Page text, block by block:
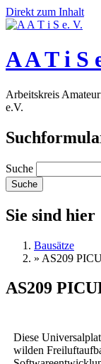
Direkt zum Inhalt
A A T i S
Arbeitskreis
e.V.
Suche
Sie sind hier
Bausätze
» AS209
AS209
Diese
wilden